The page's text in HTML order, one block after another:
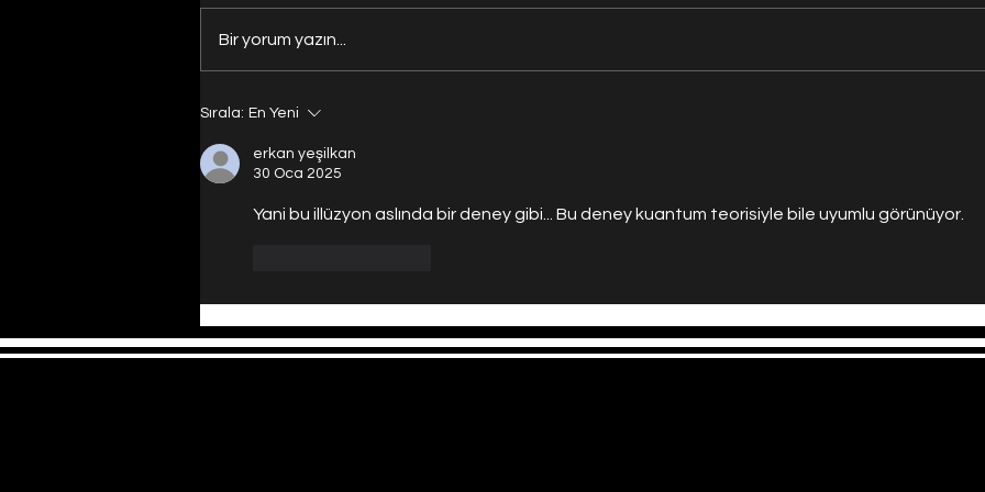
Evrenin Merkezi Nerede?
Bir yorum yazın...
Sırala: En Yeni
erkan yeşilkan
30 Oca 2025
Yani bu illüzyon aslında bir deney gibi... Bu deney kuantum teorisiyle bile uyumlu görünüyor.